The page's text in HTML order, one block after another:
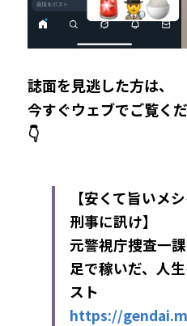
誌面を見逃した方は、
今すぐウェブでご覧くだ
👇
【安くて旨いメ
刑事に訊け】
元警視庁捜査一
足で稼いだ、人
スト
https://